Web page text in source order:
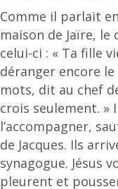
Comme il parlait
maison de Jaïre,
celui-ci : « Ta fille
déranger encore
mots, dit au chef
crois seulement. »
l’accompagner,
de Jacques. Ils
synagogue. Jésus
pleurent et